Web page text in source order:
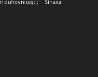
duhovnicești; Sinaxa